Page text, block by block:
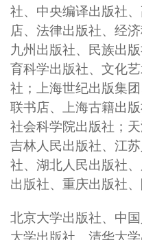
社、中央编译出版社
店、法律出版社、经
九州出版社、民族出
育科学出版社、文化
社；上海世纪出版集
联书店、上海古籍出
社会科学院出版社；
吉林人民出版社、江
社、湖北人民出版社
出版社、重庆出版社、
北京大学出版社、中
大学出版社、清华大